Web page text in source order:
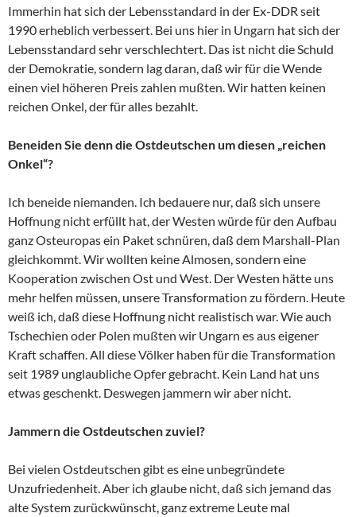
Immerhin hat sich der Lebensstandard in der Ex-DDR seit
1990 erheblich verbessert. Bei uns hier in Ungarn hat sich der
Lebensstandard sehr verschlechtert. Das ist nicht die Schuld
der Demokratie, sondern lag daran, daß wir für die Wende
einen viel höheren Preis zahlen mußten. Wir hatten keinen
reichen Onkel, der für alles bezahlt.
Beneiden Sie denn die Ostdeutschen um diesen „reichen
Onkel“?
Ich beneide niemanden. Ich bedauere nur, daß sich unsere
Hoffnung nicht erfüllt hat, der Westen würde für den Aufbau
ganz Osteuropas ein Paket schnüren, daß dem Marshall-Plan
gleichkommt. Wir wollten keine Almosen, sondern eine
Kooperation zwischen Ost und West. Der Westen hätte uns
mehr helfen müssen, unsere Transformation zu fördern. Heute
weiß ich, daß diese Hoffnung nicht realistisch war. Wie auch
Tschechien oder Polen mußten wir Ungarn es aus eigener
Kraft schaffen. All diese Völker haben für die Transformation
seit 1989 unglaubliche Opfer gebracht. Kein Land hat uns
etwas geschenkt. Deswegen jammern wir aber nicht.
Jammern die Ostdeutschen zuviel?
Bei vielen Ostdeutschen gibt es eine unbegründete
Unzufriedenheit. Aber ich glaube nicht, daß sich jemand das
alte System zurückwünscht, ganz extreme Leute mal